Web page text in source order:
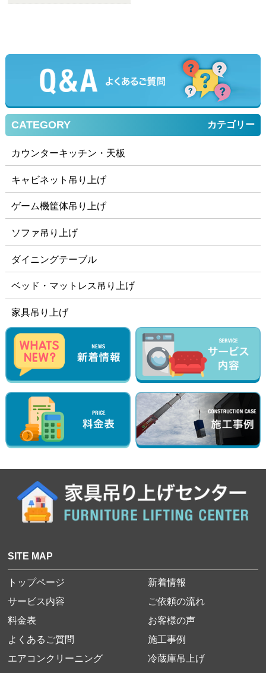
CATEGORY カテゴリー
カウンターキッチン・天板
キャビネット吊り上げ
ゲーム機筐体吊り上げ
ソファ吊り上げ
ダイニングテーブル
ベッド・マットレス吊り上げ
家具吊り上げ
SITE MAP
トップページ
新着情報
サービス内容
ご依頼の流れ
料金表
お客様の声
よくあるご質問
施工事例
エアコンクリーニング
冷蔵庫吊上げ